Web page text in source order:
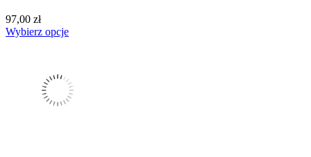
97,00 zł
Wybierz opcje